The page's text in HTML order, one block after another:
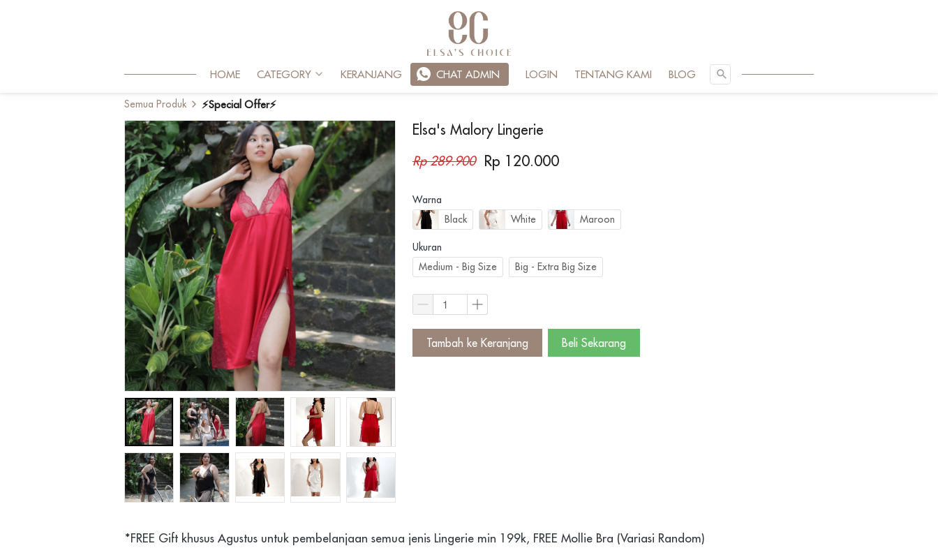
HOME CATEGORY KERANJANG ` CHAT ADMIN LOGIN TENTANG KAMI BLOG SEARCH
Semua Produk ⚡Special Offer⚡
Elsa's Malory Lingerie
Rp 289.900 Rp 120.000
Warna
Black
White Maroon
Ukuran
Medium - Big Size
Big - Extra Big Size
`Tambah ke Keranjang `
Beli Sekarang
*FREE Gift khusus Agustus untuk pembelanjaan semua jenis Lingerie min 199k, FREE Mollie Bra (Variasi Random)